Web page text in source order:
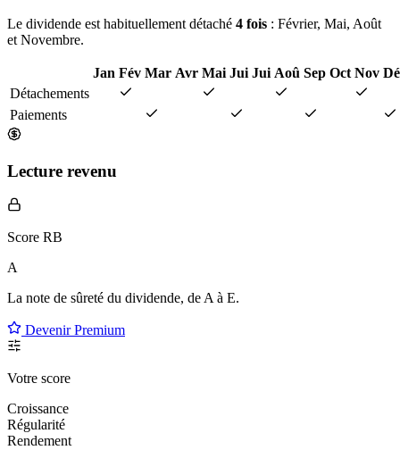
Le dividende est habituellement détaché 4 fois : Février, Mai, Août
et Novembre.
Jan Fév Mar Avr Mai Jui Jui Aoû Sep Oct Nov
Détachements
Paiements
Lecture revenu
Score RB
A
La note de sûreté du dividende, de A à E.
Devenir Premium
Votre score
Croissance
Régularité
Rendement